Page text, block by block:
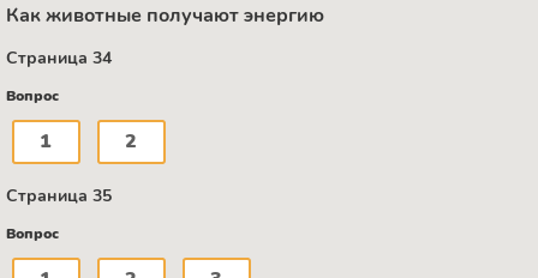
Как животные получают энергию
Страница 34
Вопрос
1 2
Страница 35
Вопрос